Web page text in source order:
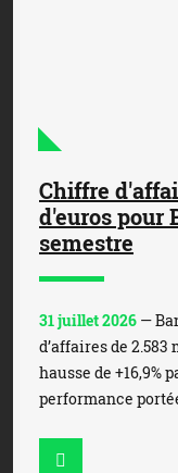
Chiffre
d'euros pour
semestre
31 juillet 2026 —
d’affaires de 2.583
hausse de +16,9%
performance